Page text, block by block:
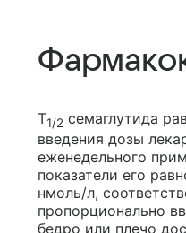
T1/2 семаглутида
введения дозы
еженедельного
показатели его
нмоль/л,
пропорционально
бедро или плечо